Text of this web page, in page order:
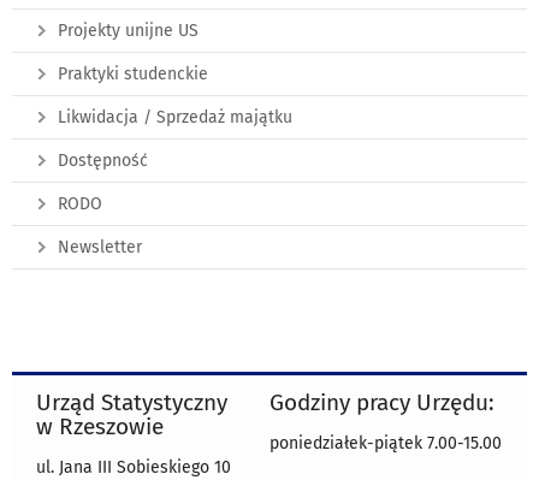
Projekty unijne US
Praktyki studenckie
Likwidacja / Sprzedaż majątku
Dostępność
RODO
Newsletter
Urząd Statystyczny
w Rzeszowie
ul. Jana III Sobieskiego 10
Godziny pracy Urzędu:
poniedziałek-piątek 7.00-15.00